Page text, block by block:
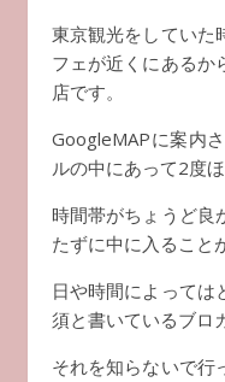
東京観光をしていた
フェが近くにあるか
店です。
GoogleMAPに案内
ルの中にあって2度
時間帯がちょうど良
たずに中に入ること
日や時間によっては
須と書いているブロ
それを知らないで行